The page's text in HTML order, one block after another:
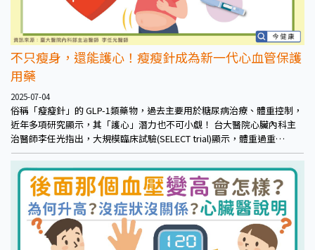
不只瘦身，還能護心！瘦瘦針成為新一代心血管保護
用藥
2025-07-04
俗稱「瘦瘦針」的 GLP-1類藥物，過去主要用於糖尿病治療、體重控制，
近年多項研究顯示，其「護心」潛力也不可小覷！ 台大醫院心臟內科主
治醫師李任光指出，大規模臨床試驗(SELECT trial)顯示，體重過重
（BMI≧ 27） 合併有腦心血管病史的成年族群，即便沒有糖尿病，持續使
用GLP-1 藥物，不僅可降低近10%體重，包括心臟病死亡、非致命性心肌
梗塞與中風等三項重大心血管事件風險更是大幅降低 20%。